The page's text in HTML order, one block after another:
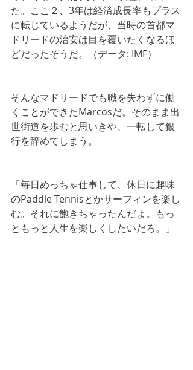
た。ここ２、3年は経済成長率もプラス
に転じているようだが、当時の首都マ
ドリードの治安は目を覆いたくなるほ
どだったそうだ。（データ: IMF）
そんなマドリードでも職を失わずに働
くことができたMarcosだ。そのまま出
世街道を歩むと思いきや、一転して銀
行を辞めてしまう。
「毎日めっちゃ仕事して、休日に趣味
のPaddle Tennisとかサーフィンを楽し
む。それに飽きちゃったんだよ。もっ
ともっと人生を楽しくしたいだろ。」